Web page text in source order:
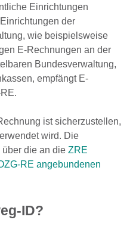
Einrichtungen
der
wie beispielsweise
E-Rechnungen an der
Bundesverwaltung,
empfängt E-
ist sicherzustellen,
wird. Die
die an die ZRE
RE angebundenen
ID?